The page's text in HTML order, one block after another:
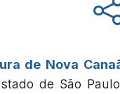
de Nova
de São